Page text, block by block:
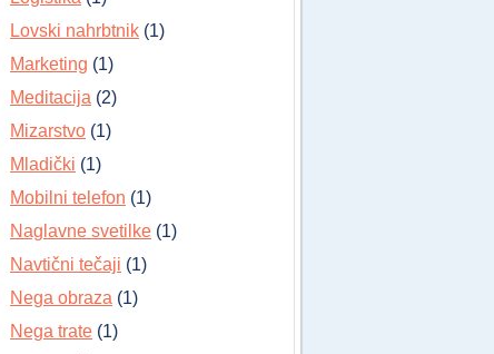
Lovski nahrbtnik (1)
Marketing (1)
Meditacija (2)
Mizarstvo (1)
Mladički (1)
Mobilni telefon (1)
Naglavne svetilke (1)
Navtični tečaji (1)
Nega obraza (1)
Nega trate (1)